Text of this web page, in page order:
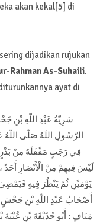
akan kekal[5] di
dijadikan rujukan
Rahman As-Suhaili.
ayat di
سَرِيّةُ عَبْدِ اللّهِ بْنِ
الرّسُولِ اللَهُ صَلّى
فِي رَجَبٍ مَقْفَلَهُ مِنْ بَدْرٍ
لَيْسَ فِيهِمْ مِنْ الْأَنْصَارِ أَحَدٌ
يَوْمَيْنِ ثُمّ يَنْظُرَ فِيهِ
أَصْحَابُ عَبْدِ اللّهِ بْنِ
مَنَافٍ : أَبُو حُذَيْفَةَ بْنِ